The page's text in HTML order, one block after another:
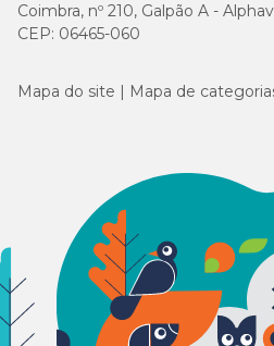
Coimbra, nº 210, Galpão A -
CEP: 06465-060
Mapa do site Mapa de